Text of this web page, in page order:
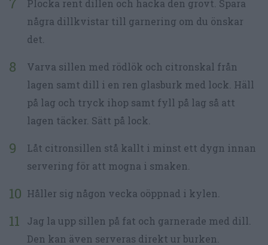
Plocka rent dillen och hacka den grovt. Spara
några dillkvistar till garnering om du önskar
det.
Varva sillen med rödlök och citronskal från
lagen samt dill i en ren glasburk med lock. Häll
på lag och tryck ihop samt fyll på lag så att
lagen täcker. Sätt på lock.
Låt citronsillen stå kallt i minst ett dygn innan
servering för att mogna i smaken.
Håller sig någon vecka oöppnad i kylen.
Jag la upp sillen på fat och garnerade med dill.
Den kan även serveras direkt ur burken.